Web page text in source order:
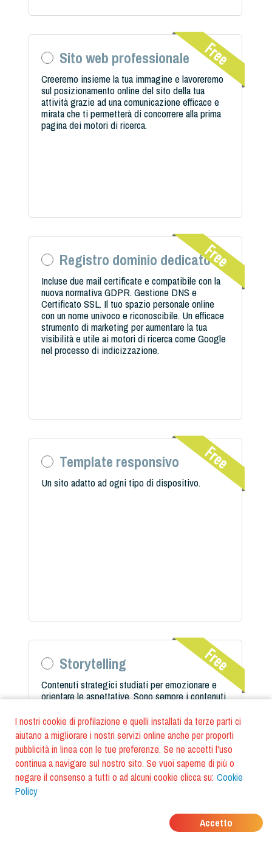
I nostri cookie di profilazione e quelli installati da terze parti ci
aiutano a migliorare i nostri servizi online anche per proporti
pubblicità in linea con le tue preferenze. Se ne accetti l'uso
continua a navigare sul nostro sito. Se vuoi saperne di più o
negare il consenso a tutti o ad alcuni cookie clicca su: Cookie
Policy
Accetto
Sito web professionale
Creeremo insieme la tua immagine e lavoreremo
sul posizionamento online del sito della tua
attività grazie ad una comunicazione efficace e
mirata che ti permetterà di concorrere alla prima
pagina dei motori di ricerca.
Registro dominio dedicato
Incluse due mail certificate e compatibile con la
nuova normativa GDPR. Gestione DNS e
Certificato SSL. Il tuo spazio personale online
con un nome univoco e riconoscibile. Un efficace
strumento di marketing per aumentare la tua
visibilità e utile ai motori di ricerca come Google
nel processo di indicizzazione.
Template responsivo
Un sito adatto ad ogni tipo di dispositivo.
Storytelling
Contenuti strategici studiati per emozionare e
orientare le aspettative. Sono sempre i contenuti,
dunque a spingerli ad acquistare.